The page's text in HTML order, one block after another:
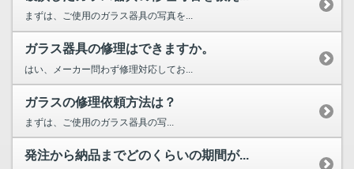
まずは、ご使用のガラス器具の写真を...
ガラス器具の修理はできますか。
はい、メーカー問わず修理対応してお...
ガラスの修理依頼方法は？
まずは、ご使用のガラス器具の写...
発注から納品までどのくらいの期間が...